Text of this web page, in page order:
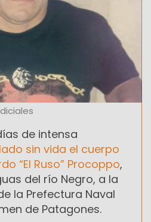
de intensa
sin vida el cuerpo
“El Ruso” Procoppo,
del río Negro, a la
la Prefectura Naval
de Patagones.